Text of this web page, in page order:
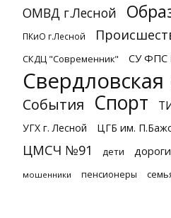
ОМВД г.Лесной
ПКиО г.Лесной
СКДЦ "Современник" СУ ФПС
Свердловская
События Спорт
УГХ г. Лесной ЦГБ им.
ЦМСЧ №91 дети дороги
мошенники пенсионеры